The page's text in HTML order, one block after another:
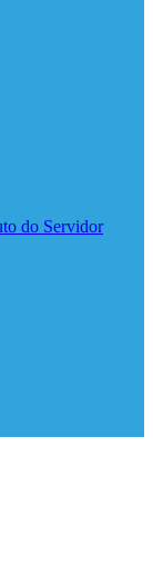
do Servidor